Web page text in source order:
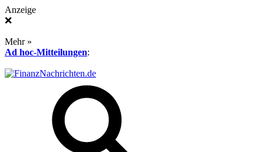
Anzeige
❌
Mehr »
Ad hoc-Mitteilungen: